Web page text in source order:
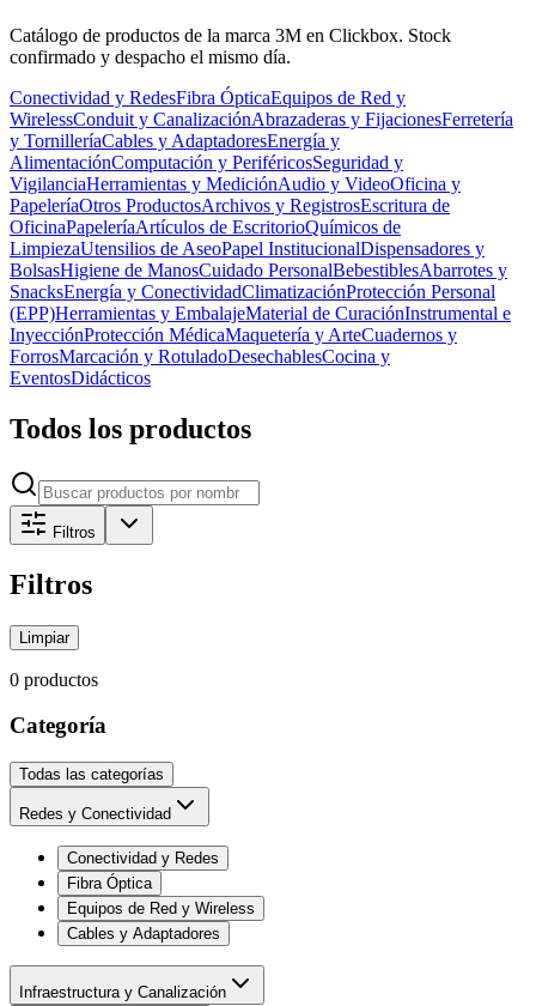
Catálogo de productos de la marca 3M en Clickbox. Stock
confirmado y despacho el mismo día.
Conectividad y RedesFibra ÓpticaEquipos de Red y
WirelessConduit y CanalizaciónAbrazaderas y FijacionesFerretería
y TornilleríaCables y AdaptadoresEnergía y
AlimentaciónComputación y PeriféricosSeguridad y
VigilanciaHerramientas y MediciónAudio y VideoOficina y
PapeleríaOtros ProductosArchivos y RegistrosEscritura de
OficinaPapeleríaArtículos de EscritorioQuímicos de
LimpiezaUtensilios de AseoPapel InstitucionalDispensadores y
BolsasHigiene de ManosCuidado PersonalBebestiblesAbarrotes y
SnacksEnergía y ConectividadClimatizaciónProtección Personal
(EPP)Herramientas y EmbalajeMaterial de CuraciónInstrumental e
InyecciónProtección MédicaMaquetería y ArteCuadernos y
ForrosMarcación y RotuladoDesechablesCocina y
EventosDidácticos
Todos los productos
Filtros
Filtros
Limpiar
0 productos
Categoría
Todas las categorías
Redes y Conectividad
Conectividad y Redes
Fibra Óptica
Equipos de Red y Wireless
Cables y Adaptadores
Infraestructura y Canalización